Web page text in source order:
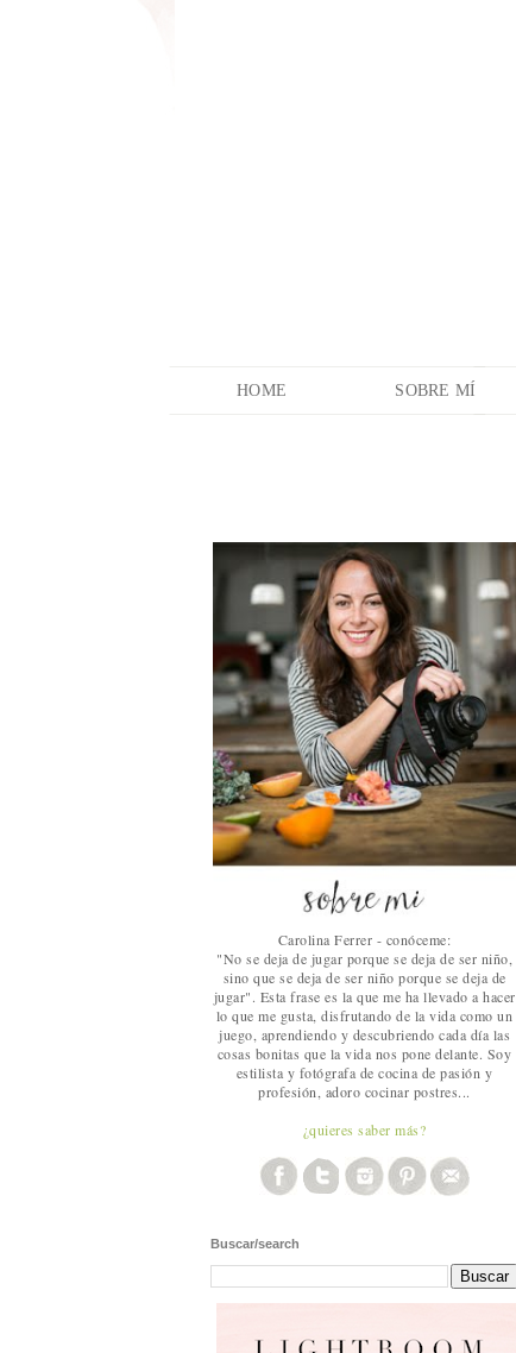
HOME SOBRE MÍ
Carolina Ferrer - conóceme:
"No se deja de jugar porque se deja de ser niño,
sino que se deja de ser niño porque se deja de
jugar". Esta frase es la que me ha llevado a hacer
lo que me gusta, disfrutando de la vida como un
juego, aprendiendo y descubriendo cada día las
cosas bonitas que la vida nos pone delante. Soy
estilista y fotógrafa de cocina de pasión y
profesión, adoro cocinar postres...
¿quieres saber más?
Buscar/search